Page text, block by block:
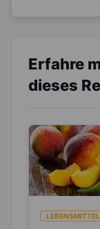
Erfahre
dieses
LEBENSMITTEL